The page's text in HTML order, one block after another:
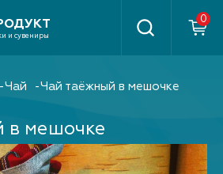
и сувениры
Найти
Чай Чай таёжный в мешочке
в мешочке